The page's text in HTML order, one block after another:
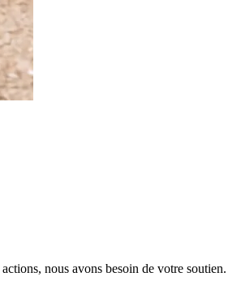
nous avons besoin de votre soutien.